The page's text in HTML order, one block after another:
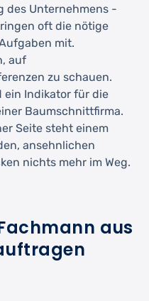
des Unternehmens -
oft die nötige
mit.
auf
zu schauen.
Indikator für die
Baumschnittfirma.
Seite steht einem
ansehnlichen
nichts mehr im Weg.
aus